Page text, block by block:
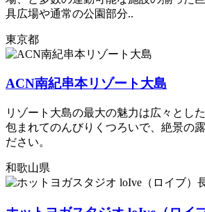
具広場や通常の公園部分..
東京都
ACN南紀串本リゾート大島
リゾート大島の最大の魅力は広々とし
包まれてのんびりくつろいで、絶景の
ださい。
和歌山県